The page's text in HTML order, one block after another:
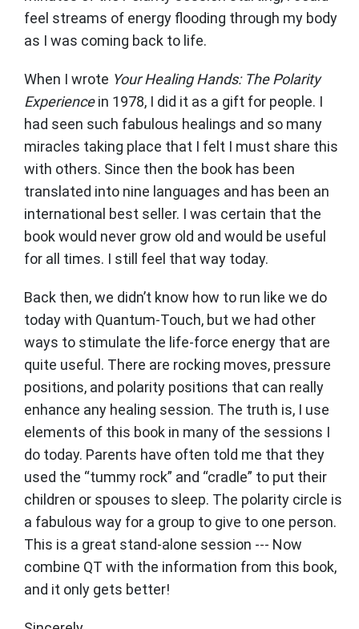
feel streams of energy flooding through my body
as I was coming back to life.
When I wrote Your Healing Hands: The Polarity
Experiencein 1978, I did it as a gift for people. I
had seen such fabulous healings and so many
miracles taking place that I felt I must share this
with others. Since then the book has been
translated into nine languages and has been an
international best seller. I was certain that the
book would never grow old and would be useful
for all times. I still feel that way today.
Back then, we didn’t know how to run like we do
today with Quantum-Touch, but we had other
ways to stimulate the life-force energy that are
quite useful. There are rocking moves, pressure
positions, and polarity positions that can really
enhance any healing session. The truth is, I use
elements of this book in many of the sessions I
do today. Parents have often told me that they
used the “tummy rock” and “cradle” to put their
children or spouses to sleep. The polarity circle is
a fabulous way for a group to give to one person.
This is a great stand-alone session --- Now
combine QT with the information from this book,
and it only gets better!